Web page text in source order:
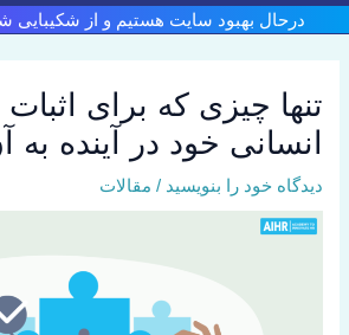
پرش
به
درحال بهبود سایت هستیم و از
تنها چیزی که برای
انسانی خود در آینده به
دیدگاه‌ خود را بنویسید / مقالات